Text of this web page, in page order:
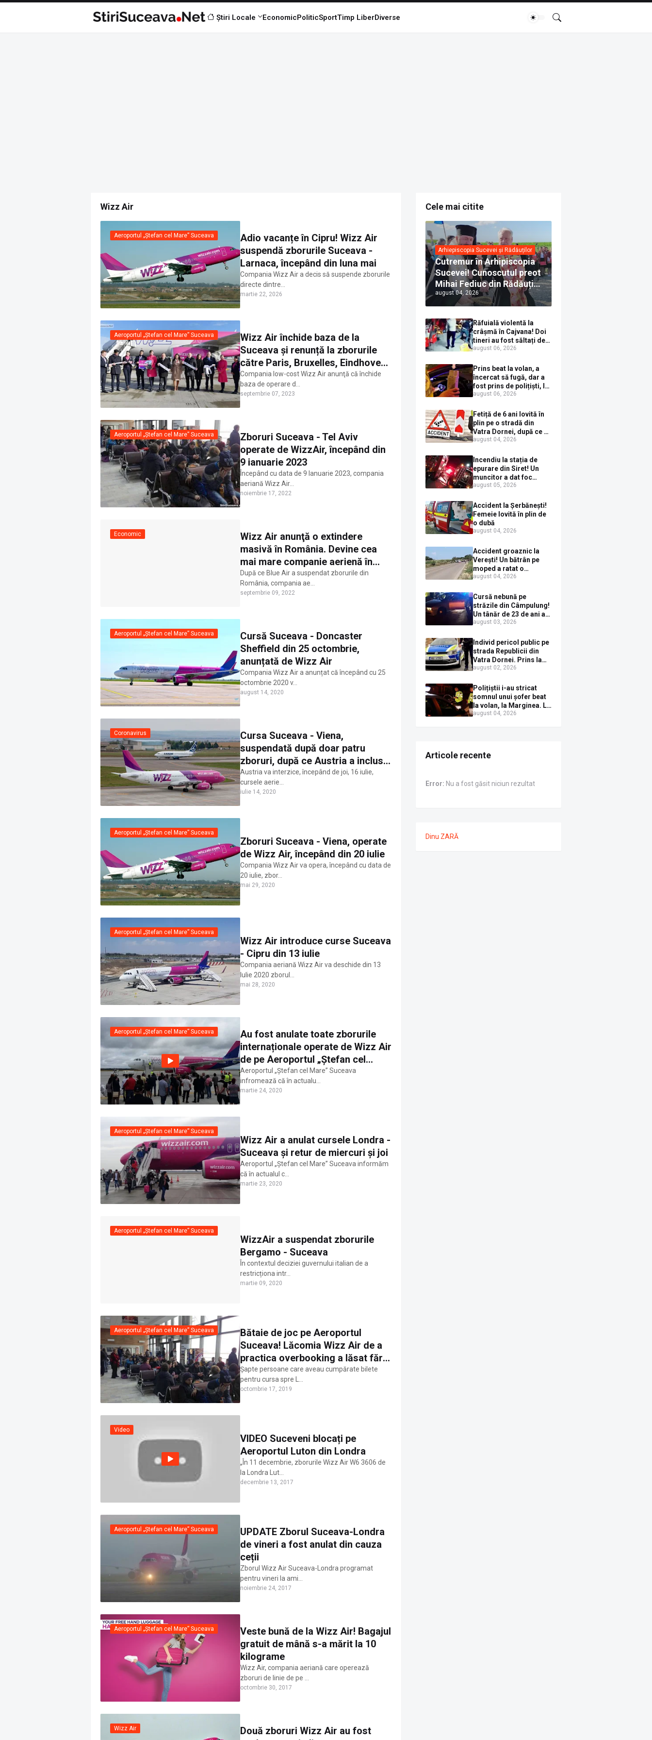
Știri Locale EconomicPoliticSportTimp LiberDiverse
Wizz Air
Aeroportul „Ștefan cel Mare” Suceava
Adio vacanțe în Cipru! Wizz Air
suspendă zborurile Suceava -
Larnaca, începând din luna mai
Compania Wizz Air a decis să suspende zborurile
directe dintre…
martie 22, 2026
Aeroportul „Ștefan cel Mare” Suceava
Wizz Air închide baza de la
Suceava și renunță la zborurile
către Paris, Bruxelles, Eindhoven,
Bologna și Larnaca. Director
general: „Operațiunile noastre din
Suceava au devenit
Compania low-cost Wizz Air anunţă că închide
baza de operare d…
septembrie 07, 2023
Aeroportul „Ștefan cel Mare” Suceava
Zboruri Suceava - Tel Aviv
operate de WizzAir, începând din
9 ianuarie 2023
Începând cu data de 9 Ianuarie 2023, compania
aeriană Wizz Air…
noiembrie 17, 2022
Economic
Wizz Air anunţă o extindere
masivă în România. Devine cea
mai mare companie aerienă în
principalele orașe
După ce Blue Air a suspendat zborurile din
România, compania ae…
septembrie 09, 2022
Aeroportul „Ștefan cel Mare” Suceava
Cursă Suceava - Doncaster
Sheffield din 25 octombrie,
anunțată de Wizz Air
Compania Wizz Air a anunțat că începând cu 25
octombrie 2020 v…
august 14, 2020
Coronavirus
Cursa Suceava - Viena,
suspendată după doar patru
zboruri, după ce Austria a inclus
România pe lista țărilor interzise
Austria va interzice, începând de joi, 16 iulie,
cursele aerie…
iulie 14, 2020
Aeroportul „Ștefan cel Mare” Suceava
Zboruri Suceava - Viena, operate
de Wizz Air, începând din 20 iulie
Compania Wizz Air va opera, începând cu data de
20 iulie, zbor…
mai 29, 2020
Aeroportul „Ștefan cel Mare” Suceava
Wizz Air introduce curse Suceava
- Cipru din 13 iulie
Compania aeriană Wizz Air va deschide din 13
Iulie 2020 zborul…
mai 28, 2020
Aeroportul „Ștefan cel Mare” Suceava
Au fost anulate toate zborurile
internaționale operate de Wizz Air
de pe Aeroportul „Ștefan cel
Mare” Suceava
Aeroportul „Ștefan cel Mare” Suceava
infromează că în actualu…
martie 24, 2020
Aeroportul „Ștefan cel Mare” Suceava
Wizz Air a anulat cursele Londra -
Suceava și retur de miercuri și joi
Aeroportul „Ștefan cel Mare” Suceava informăm
că în actualul c…
martie 23, 2020
Aeroportul „Ștefan cel Mare” Suceava
WizzAir a suspendat zborurile
Bergamo - Suceava
În contextul deciziei guvernului italian de a
restricționa intr…
martie 09, 2020
Aeroportul „Ștefan cel Mare” Suceava
Bătaie de joc pe Aeroportul
Suceava! Lăcomia Wizz Air de a
practica overbooking a lăsat fără
locuri în avion șapte oameni cu
bilete cumpărate pentru cursa de
Șapte persoane care aveau cumpărate bilete
pentru cursa spre L…
octombrie 17, 2019
Video
VIDEO Suceveni blocați pe
Aeroportul Luton din Londra
„În 11 decembrie, zborurile Wizz Air W6 3606 de
la Londra Lut…
decembrie 13, 2017
Aeroportul „Ștefan cel Mare” Suceava
UPDATE Zborul Suceava-Londra
de vineri a fost anulat din cauza
ceții
Zborul Wizz Air Suceava-Londra programat
pentru vineri la ami…
noiembrie 24, 2017
Aeroportul „Ștefan cel Mare” Suceava
Veste bună de la Wizz Air! Bagajul
gratuit de mână s-a mărit la 10
kilograme
Wizz Air, compania aeriană care operează
zboruri de linie de pe …
octombrie 30, 2017
Wizz Air
Două zboruri Wizz Air au fost
Cele mai citite
Arhiepiscopia Sucevei și Rădăuților
Cutremur în Arhipiscopia
Sucevei! Cunoscutul preot
Mihai Fediuc din Rădăuți a
trecut la Biserica Creștină
Ortodoxă Valahă. ÎPS
Calinic anunță că îi
pregătește judecata
canonică
august 04, 2026
Răfuială violentă la
crâșmă în Cajvana! Doi
tineri au fost săltați de
polițiști după un scandal
distruse
august 06, 2026
Prins beat la volan, a
încercat să fugă, dar a
fost prins de polițiști, la
Dorna Candrenilor.
1,59 mg/l alcool pur în
aerul expirat
august 06, 2026
Fetiță de 6 ani lovită în
plin pe o stradă din
Vatra Dornei, după ce a
ieșit în fața mașinii prin
august 04, 2026
Incendiu la stația de
epurare din Siret! Un
muncitor a dat foc
pompelor de apă în timp
combustibil
august 05, 2026
Accident la Șerbănești!
Femeie lovită în plin de
o dubă
august 04, 2026
Accident groaznic la
Verești! Un bătrân pe
moped a ratat o
depășire și a ajuns sub
august 04, 2026
Cursă nebună pe
străzile din Câmpulung!
Un tânăr de 23 de ani a
fugit de poliție cu un
un gard de pe strada
Sirenei
august 03, 2026
Individ pericol public pe
strada Republicii din
Vatra Dornei. Prins la
volan cu mașina
plină zi
august 02, 2026
Polițiștii i-au stricat
somnul unui șofer beat
la volan, la Marginea. L-
au trezit instant cu un
august 04, 2026
Articole recente
Error: Nu a fost găsit niciun rezultat
Dinu ZARĂ